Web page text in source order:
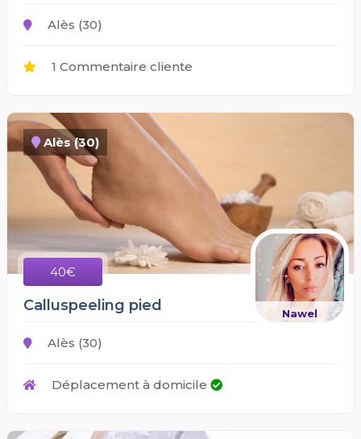
Alès (30)
1 Commentaire cliente
Alès (30)
40€
Nawel
Calluspeeling pied
Alès (30)
Déplacement à domicile